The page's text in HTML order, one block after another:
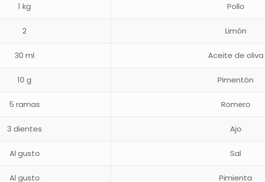
1 kg Pollo
2 Limón
30 ml Aceite de oliva
10 g Pimentón
5 ramas Romero
3 dientes Ajo
Al gusto Sal
Al gusto Pimienta